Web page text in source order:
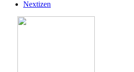
Nextizen